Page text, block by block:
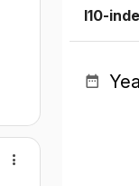
I10-